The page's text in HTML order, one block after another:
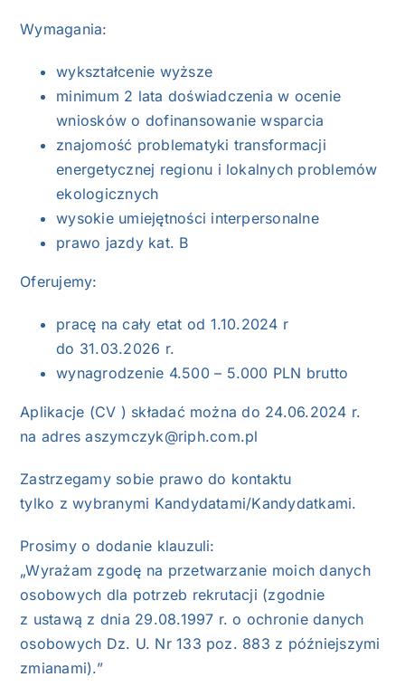
Wymagania:
wykształcenie wyższe
minimum 2 lata doświadczenia w ocenie
wniosków o dofinansowanie wsparcia
znajomość problematyki transformacji
energetycznej regionu i lokalnych problemów
ekologicznych
wysokie umiejętności interpersonalne
prawo jazdy kat. B
Oferujemy:
pracę na cały etat od 1.10.2024 r
do 31.03.2026 r.
wynagrodzenie 4.500 – 5.000 PLN brutto
Aplikacje (CV ) składać można do 24.06.2024 r.
na adresaszymczyk@riph.com.pl
Zastrzegamy sobie prawo do kontaktu
tylko z wybranymi Kandydatami/Kandydatkami.
Prosimy o dodanie klauzuli:
„Wyrażam zgodę na przetwarzanie moich danych
osobowych dla potrzeb rekrutacji (zgodnie
z ustawą z dnia 29.08.1997 r. o ochronie danych
osobowych Dz. U. Nr 133 poz. 883 z późniejszymi
zmianami).”